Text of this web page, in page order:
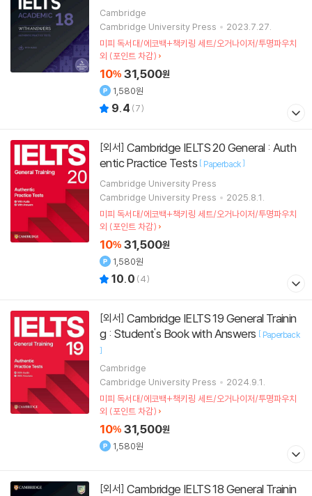
Cambridge
Cambridge University Press
2023.7.27.
미피 독서대/에코백+책키링 세트/오거나이저/투명파우치
외 (포인트 차감)
10% 31,500원
1,580원
9.4 (7)
[외서]
entic Practice Tests [ Paperback]
Cambridge University Press
Cambridge University Press
2025.8.1.
미피 독서대/에코백+책키링 세트/오거나이저/투명파우치
외 (포인트 차감)
10% 31,500원
1,580원
10.0 (4)
[외서]
g : Student's Book with Answers [ Paperback
]
Cambridge
Cambridge University Press
2024.9.1.
미피 독서대/에코백+책키링 세트/오거나이저/투명파우치
외 (포인트 차감)
10% 31,500원
1,580원
[외서]